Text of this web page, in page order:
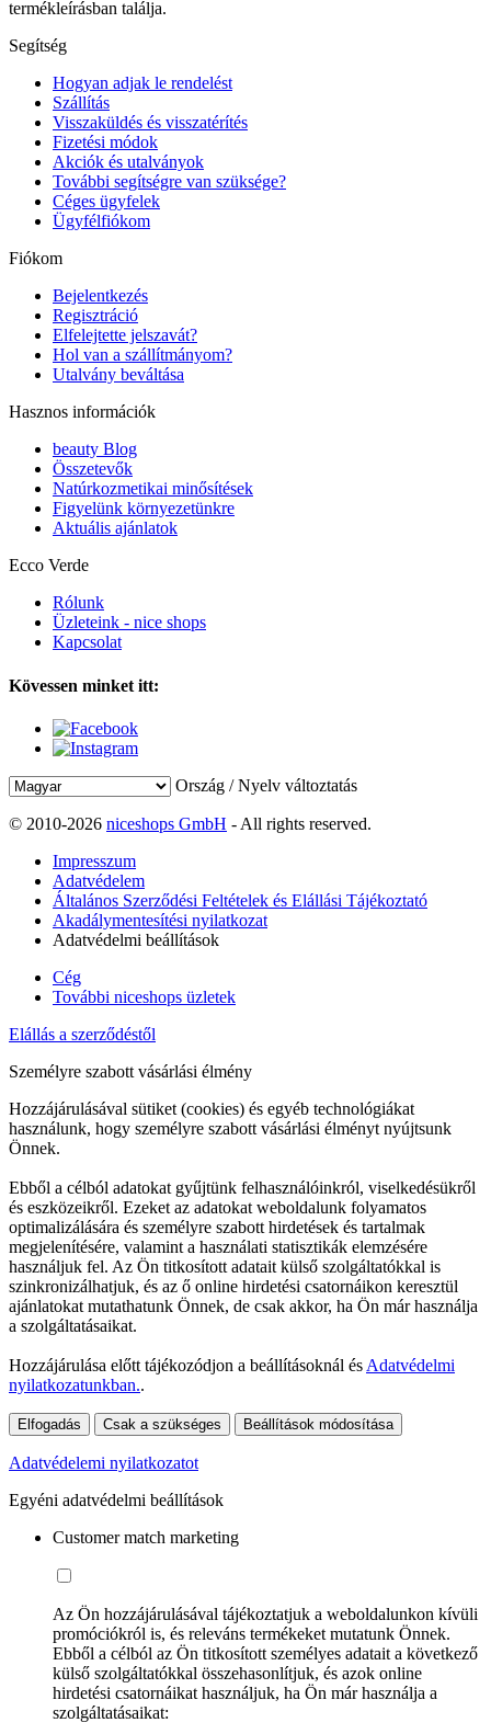
termékleírásban találja.
Segítség
Hogyan adjak le rendelést
Szállítás
Visszaküldés és visszatérítés
Fizetési módok
Akciók és utalványok
További segítségre van szüksége?
Céges ügyfelek
Ügyfélfiókom
Fiókom
Bejelentkezés
Regisztráció
Elfelejtette jelszavát?
Hol van a szállítmányom?
Utalvány beváltása
Hasznos információk
beauty Blog
Összetevők
Natúrkozmetikai minősítések
Figyelünk környezetünkre
Aktuális ajánlatok
Ecco Verde
Rólunk
Üzleteink - nice shops
Kapcsolat
Kövessen minket itt:
Ország / Nyelv változtatás
© 2010-2026 niceshops GmbH - All rights reserved.
Impresszum
Adatvédelem
Általános Szerződési Feltételek és Elállási Tájékoztató
Akadálymentesítési nyilatkozat
Adatvédelmi beállítások
Cég
További niceshops üzletek
Elállás a szerződéstől
Személyre szabott vásárlási élmény
Hozzájárulásával sütiket (cookies) és egyéb technológiákat
használunk, hogy személyre szabott vásárlási élményt nyújtsunk
Önnek.
Ebből a célból adatokat gyűjtünk felhasználóinkról, viselkedésükről
és eszközeikről. Ezeket az adatokat weboldalunk folyamatos
optimalizálására és személyre szabott hirdetések és tartalmak
megjelenítésére, valamint a használati statisztikák elemzésére
használjuk fel. Az Ön titkosított adatait külső szolgáltatókkal is
szinkronizálhatjuk, és az ő online hirdetési csatornáikon keresztül
ajánlatokat mutathatunk Önnek, de csak akkor, ha Ön már használja
a szolgáltatásaikat.
Hozzájárulása előtt tájékozódjon a beállításoknál és Adatvédelmi
nyilatkozatunkban..
Elfogadás Csak a szükséges Beállítások módosítása
Adatvédelemi nyilatkozatot
Egyéni adatvédelmi beállítások
Customer match marketing
Az Ön hozzájárulásával tájékoztatjuk a weboldalunkon kívüli
promóciókról is, és releváns termékeket mutatunk Önnek.
Ebből a célból az Ön titkosított személyes adatait a következő
külső szolgáltatókkal összehasonlítjuk, és azok online
hirdetési csatornáikat használjuk, ha Ön már használja a
szolgáltatásaikat: